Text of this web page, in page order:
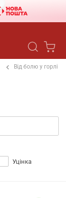
Від болю у горлі
Уцінка